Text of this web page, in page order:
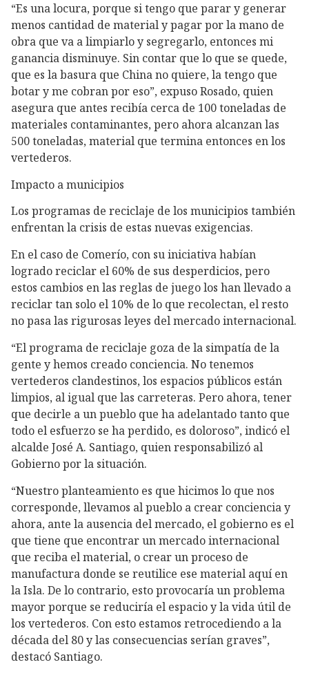
“Es una locura, porque si tengo que parar y generar
menos cantidad de material y pagar por la mano de
obra que va a limpiarlo y segregarlo, entonces mi
ganancia disminuye. Sin contar que lo que se quede,
que es la basura que China no quiere, la tengo que
botar y me cobran por eso”, expuso Rosado, quien
asegura que antes recibía cerca de 100 toneladas de
materiales contaminantes, pero ahora alcanzan las
500 toneladas, material que termina entonces en los
vertederos.
Impacto a municipios
Los programas de reciclaje de los municipios también
enfrentan la crisis de estas nuevas exigencias.
En el caso de Comerío, con su iniciativa habían
logrado reciclar el 60% de sus desperdicios, pero
estos cambios en las reglas de juego los han llevado a
reciclar tan solo el 10% de lo que recolectan, el resto
no pasa las rigurosas leyes del mercado internacional.
“El programa de reciclaje goza de la simpatía de la
gente y hemos creado conciencia. No tenemos
vertederos clandestinos, los espacios públicos están
limpios, al igual que las carreteras. Pero ahora, tener
que decirle a un pueblo que ha adelantado tanto que
todo el esfuerzo se ha perdido, es doloroso”, indicó el
alcalde José A. Santiago, quien responsabilizó al
Gobierno por la situación.
“Nuestro planteamiento es que hicimos lo que nos
corresponde, llevamos al pueblo a crear conciencia y
ahora, ante la ausencia del mercado, el gobierno es el
que tiene que encontrar un mercado internacional
que reciba el material, o crear un proceso de
manufactura donde se reutilice ese material aquí en
la Isla. De lo contrario, esto provocaría un problema
mayor porque se reduciría el espacio y la vida útil de
los vertederos. Con esto estamos retrocediendo a la
década del 80 y las consecuencias serían graves”,
destacó Santiago.